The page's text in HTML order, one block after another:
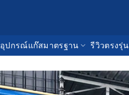
อุปกรณ์แก๊สมาตรฐาน รีวิวตรงรุ่น